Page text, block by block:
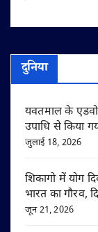
दुनिया
यवतमाल के
उपाधि से किया
जुलाई 18, 2026
शिकागो में योग
भारत का गौरव,
जून 21, 2026